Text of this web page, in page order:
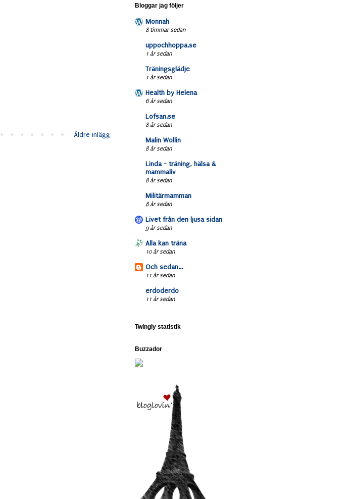
Äldre inlägg
Bloggar jag följer
Monnah
8 timmar sedan
uppochhoppa.se
1 år sedan
Träningsglädje
1 år sedan
Health by Helena
6 år sedan
Lofsan.se
8 år sedan
Malin Wollin
8 år sedan
Linda - träning, hälsa &
mammaliv
8 år sedan
Militärmamman
8 år sedan
Livet från den ljusa sidan
9 år sedan
Alla kan träna
10 år sedan
Och sedan...
11 år sedan
erdoderdo
11 år sedan
Twingly statistik
Buzzador